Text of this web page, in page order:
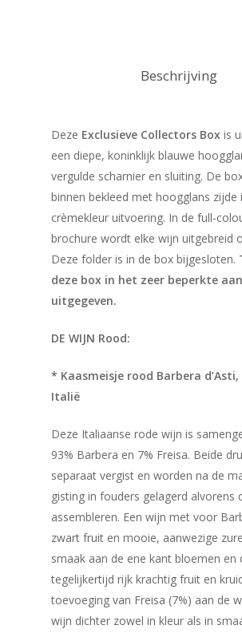
Beschrijving
Deze Exclusieve Collectors Box is
een diepe, koninklijk blauwe
vergulde scharnier en sluiting. De
binnen bekleed met hoogglans zijde
crèmekleur uitvoering. In de full-
brochure wordt elke wijn uitgebreid
Deze folder is in de box bijgesloten.
deze box in het zeer beperkte
uitgegeven.
DE WIJN Rood:
* Kaasmeisje rood Barbera
Italië
Deze Italiaanse rode wijn is
93% Barbera en 7% Freisa. Beide
separaat vergist en worden na de
gisting in fouders gelagerd alvorens
assembleren. Een wijn met voor
zwart fruit en mooie, aanwezige
smaak aan de ene kant bloemen en
tegelijkertijd rijk krachtig fruit en
toevoeging van Freisa (7%) aan de
wijn dichter zowel in kleur als in